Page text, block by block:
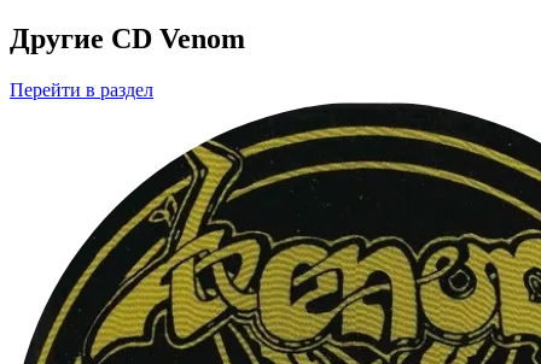
Другие CD Venom
Перейти в раздел